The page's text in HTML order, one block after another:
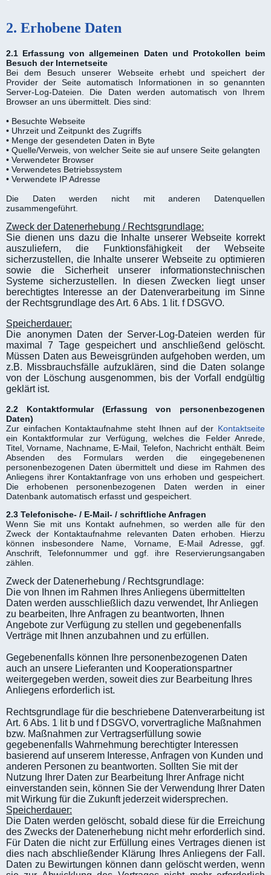
2. Erhobene Daten
2.1 Erfassung von allgemeinen Daten und Protokollen beim
Besuch der Internetseite
Bei dem Besuch unserer Webseite erhebt und speichert der
Provider der Seite automatisch Informationen in so genannten
Server-Log-Dateien. Die Daten werden automatisch von Ihrem
Browser an uns übermittelt. Dies sind:
• Besuchte Webseite
• Uhrzeit und Zeitpunkt des Zugriffs
• Menge der gesendeten Daten in Byte
• Quelle/Verweis, von welcher Seite sie auf unsere Seite gelangten
• Verwendeter Browser
• Verwendetes Betriebssystem
• Verwendete IP Adresse
Die Daten werden nicht mit anderen Datenquellen
zusammengeführt.
Zweck der Datenerhebung / Rechtsgrundlage:
Sie dienen uns dazu die Inhalte unserer Webseite korrekt
auszuliefern, die Funktionsfähigkeit der Webseite
sicherzustellen, die Inhalte unserer Webseite zu optimieren
sowie die Sicherheit unserer informationstechnischen
Systeme sicherzustellen. In diesen Zwecken liegt unser
berechtigtes Interesse an der Datenverarbeitung im Sinne
der Rechtsgrundlage des Art. 6 Abs. 1 lit. f DSGVO.
Speicherdauer:
Die anonymen Daten der Server-Log-Dateien werden für
maximal 7 Tage gespeichert und anschließend gelöscht.
Müssen Daten aus Beweisgründen aufgehoben werden, um
z.B. Missbrauchsfälle aufzuklären, sind die Daten solange
von der Löschung ausgenommen, bis der Vorfall endgültig
geklärt ist.
2.2 Kontaktformular (Erfassung von personenbezogenen
Daten)
Zur einfachen Kontaktaufnahme steht Ihnen auf der Kontaktseite
ein Kontaktformular zur Verfügung, welches die Felder Anrede,
Titel, Vorname, Nachname, E-Mail, Telefon, Nachricht enthält. Beim
Absenden des Formulars werden die eingegebenenen
personenbezogenen Daten übermittelt und diese im Rahmen des
Anliegens ihrer Kontaktanfrage von uns erhoben und gespeichert.
Die erhobenen personenbezogenen Daten werden in einer
Datenbank automatisch erfasst und gespeichert.
2.3 Telefonische- / E-Mail- / schriftliche Anfragen
Wenn Sie mit uns Kontakt aufnehmen, so werden alle für den
Zweck der Kontaktaufnahme relevanten Daten erhoben. Hierzu
können insbesondere Name, Vorname, E-Mail Adresse, ggf.
Anschrift, Telefonnummer und ggf. ihre Reservierungsangaben
zählen.
Zweck der Datenerhebung / Rechtsgrundlage:
Die von Ihnen im Rahmen Ihres Anliegens übermittelten
Daten werden ausschließlich dazu verwendet, Ihr Anliegen
zu bearbeiten, Ihre Anfragen zu beantworten, Ihnen
Angebote zur Verfügung zu stellen und gegebenenfalls
Verträge mit Ihnen anzubahnen und zu erfüllen.
Gegebenenfalls können Ihre personenbezogenen Daten
auch an unsere Lieferanten und Kooperationspartner
weitergegeben werden, soweit dies zur Bearbeitung Ihres
Anliegens erforderlich ist.
Rechtsgrundlage für die beschriebene Datenverarbeitung ist
Art. 6 Abs. 1 lit b und f DSGVO, vorvertragliche Maßnahmen
bzw. Maßnahmen zur Vertragserfüllung sowie
gegebenenfalls Wahrnehmung berechtigter Interessen
basierend auf unserem Interesse, Anfragen von Kunden und
anderen Personen zu beantworten. Sollten Sie mit der
Nutzung Ihrer Daten zur Bearbeitung Ihrer Anfrage nicht
einverstanden sein, können Sie der Verwendung Ihrer Daten
mit Wirkung für die Zukunft jederzeit widersprechen.
Speicherdauer:
Die Daten werden gelöscht, sobald diese für die Erreichung
des Zwecks der Datenerhebung nicht mehr erforderlich sind.
Für Daten die nicht zur Erfüllung eines Vertrages dienen ist
dies nach abschließender Klärung Ihres Anliegens der Fall.
Daten zu Bewirtungen können dann gelöscht werden, wenn